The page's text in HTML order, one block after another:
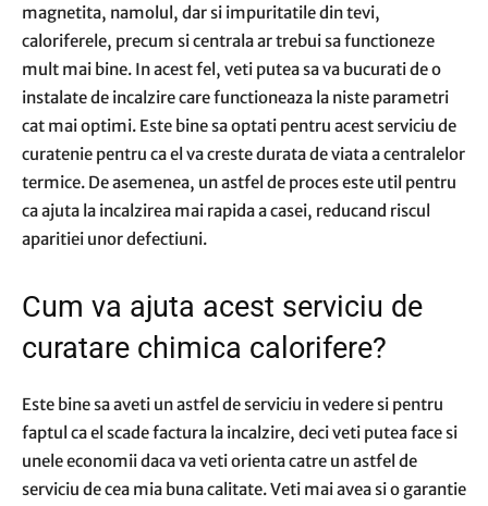
magnetita, namolul, dar si impuritatile din tevi,
caloriferele, precum si centrala ar trebui sa functioneze
mult mai bine. In acest fel, veti putea sa va bucurati de o
instalate de incalzire care functioneaza la niste parametri
cat mai optimi. Este bine sa optati pentru acest serviciu de
curatenie pentru ca el va creste durata de viata a centralelor
termice. De asemenea, un astfel de proces este util pentru
ca ajuta la incalzirea mai rapida a casei, reducand riscul
aparitiei unor defectiuni.
Cum va ajuta acest serviciu de
curatare chimica calorifere?
Este bine sa aveti un astfel de serviciu in vedere si pentru
faptul ca el scade factura la incalzire, deci veti putea face si
unele economii daca va veti orienta catre un astfel de
serviciu de cea mia buna calitate. Veti mai avea si o garantie